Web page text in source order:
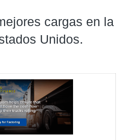
cargas en la
Unidos.